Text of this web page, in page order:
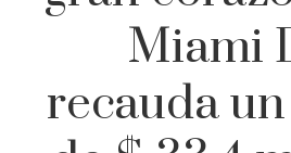
Miami
recauda